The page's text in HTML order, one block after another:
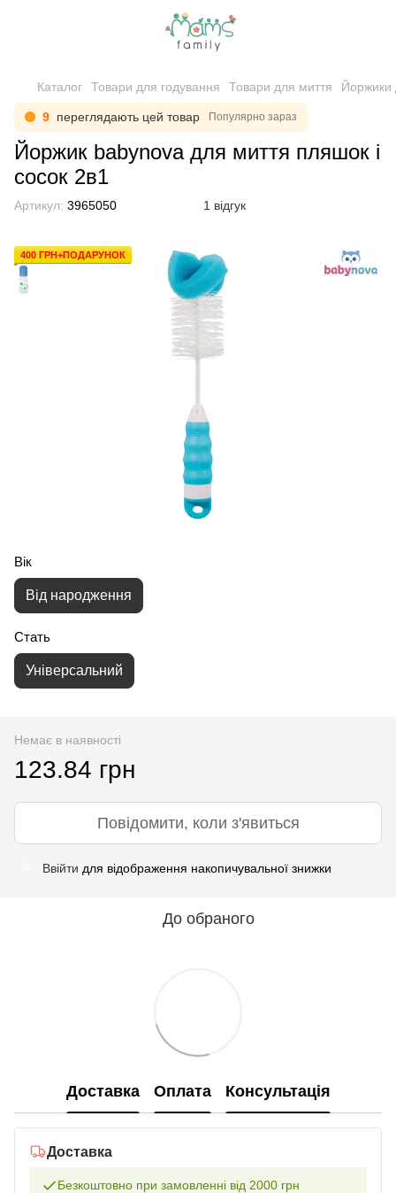
Каталог Товари для годування Товари для миття Йоржики
9 переглядають цей товар Популярно зараз
Йоржик babynova для миття пляшок і
сосок 2в1
Артикул: 3965050 1 відгук
400 ГРН+ПОДАРУНОК
Вік
Від народження
Стать
Універсальний
Немає в наявності
123.84 грн
Повідомити, коли з'явиться
Ввійти для відображення накопичувальної знижки
До обраного
Доставка Оплата Консультація
Доставка
Безкоштовно при замовленні від 2000 грн